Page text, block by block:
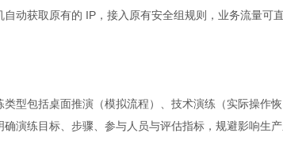
动获取原有的 IP，接入原有安全组规则，业务流量可
型包括桌面推演（模拟流程）、技术演练（实际操作恢
演练目标、步骤、参与人员与评估指标，规避影响生